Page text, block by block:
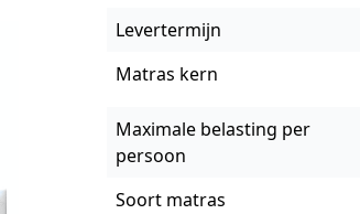
Levertermijn
Matras kern
Maximale belasting per
persoon
Soort matras